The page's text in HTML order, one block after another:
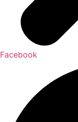
Facebook